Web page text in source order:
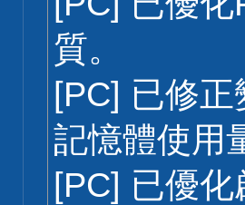
質。
[PC] 已修
記憶體使用
[PC] 已優